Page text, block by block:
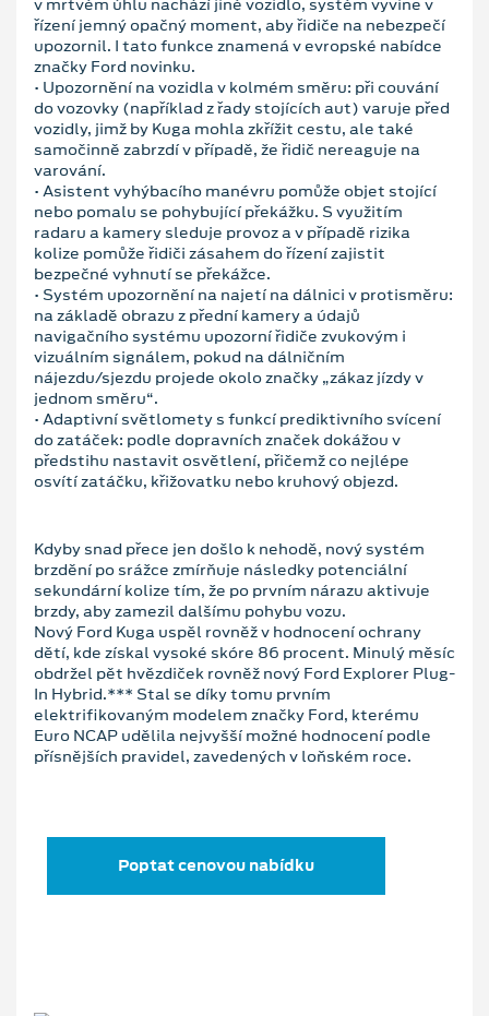
řízení jemný opačný moment, aby řidiče na nebezpečí
upozornil. I tato funkce znamená v evropské nabídce
značky Ford novinku.
• Upozornění na vozidla v kolmém směru: při couvání
do vozovky (například z řady stojících aut) varuje před
vozidly, jimž by Kuga mohla zkřížit cestu, ale také
samočinně zabrzdí v případě, že řidič nereaguje na
varování.
• Asistent vyhýbacího manévru pomůže objet stojící
nebo pomalu se pohybující překážku. S využitím
radaru a kamery sleduje provoz a v případě rizika
kolize pomůže řidiči zásahem do řízení zajistit
bezpečné vyhnutí se překážce.
• Systém upozornění na najetí na dálnici v protisměru:
na základě obrazu z přední kamery a údajů
navigačního systému upozorní řidiče zvukovým i
vizuálním signálem, pokud na dálničním
nájezdu/sjezdu projede okolo značky „zákaz jízdy v
jednom směru“.
• Adaptivní světlomety s funkcí prediktivního svícení
do zatáček: podle dopravních značek dokážou v
předstihu nastavit osvětlení, přičemž co nejlépe
osvítí zatáčku, křižovatku nebo kruhový objezd.
Kdyby snad přece jen došlo k nehodě, nový systém
brzdění po srážce zmírňuje následky potenciální
sekundární kolize tím, že po prvním nárazu aktivuje
brzdy, aby zamezil dalšímu pohybu vozu.
Nový Ford Kuga uspěl rovněž v hodnocení ochrany
dětí, kde získal vysoké skóre 86 procent. Minulý měsíc
obdržel pět hvězdiček rovněž nový Ford Explorer Plug-
In Hybrid.*** Stal se díky tomu prvním
elektrifikovaným modelem značky Ford, kterému
Euro NCAP udělila nejvyšší možné hodnocení podle
přísnějších pravidel, zavedených v loňském roce.
Poptat cenovou nabídku